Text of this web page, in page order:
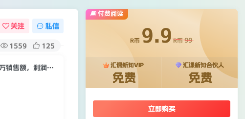
关注 私信
1559 125
【推荐】小红书无货源项陪目‬跑营，从0-1从开店到爆单，单店30万销售额，利润50%，有所‬的货干‬都享分‬给你【更新】
付费阅读
R币 9.9 R币 99
汇课新知VIP
免费
汇课新知合伙人
免费
立即购买